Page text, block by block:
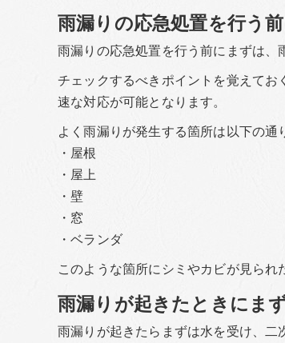
雨漏りの応急処置を行う
雨漏りの応急処置を行う前にまずは、
チェックするべきポイントを覚えて
速な対応が可能となります。
よく雨漏りが発生する箇所は以下の通
・屋根
・屋上
・壁
・窓
・ベランダ
このような箇所にシミやカビが見ら
雨漏りが起きたときにま
雨漏りが起きたらまずは水を受け、二